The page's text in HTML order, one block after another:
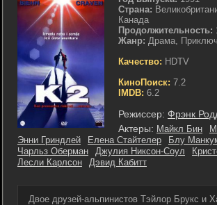
Страна:
Канада
Продолжительность:
Жанр: Драма,
Качество: HDTV
КиноПоиск: 7.2
IMDB: 6.2
Режиссер: Фрэнк
Актеры: Майкл Бин
Энни Гриндлей
Елена Стайтелер
Блу
Чарльз Оберман
Джулия Никсон-Соул
Лесли Карлсон
Дэвид Кабитт
Двое друзей-альпинистов Тэйлор Брукс и